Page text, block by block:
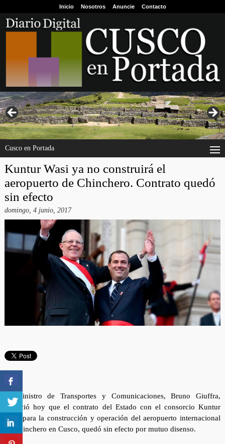
Inicio Nosotros Anuncie Contacto
Cusco en Portada
Kuntur Wasi ya no construirá el
aeropuerto de Chinchero. Contrato quedó
sin efecto
domingo, 4 junio, 2017
El ministro de Transportes y Comunicaciones, Bruno Giuffra,
anunció hoy que el contrato del Estado con el consorcio Kuntur
Wasi para la construcción y operación del aeropuerto internacional
de Chinchero en Cusco, quedó sin efecto por mutuo disenso.